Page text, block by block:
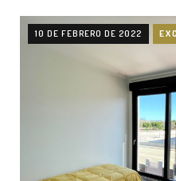
10 DE FEBRERO DE 2022